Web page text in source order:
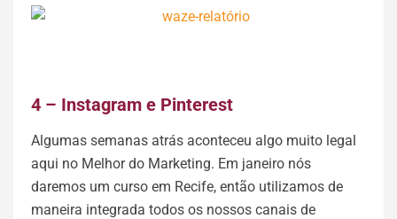
4 – Instagram e Pinterest
Algumas semanas atrás aconteceu algo muito legal
aqui no Melhor do Marketing. Em janeiro nós
daremos um curso em Recife, então utilizamos de
maneira integrada todos os nossos canais de